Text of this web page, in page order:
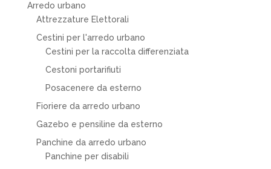
Arredo urbano
Attrezzature Elettorali
Cestini per l'arredo urbano
Cestini per la raccolta differenziata
Cestoni portarifiuti
Posacenere da esterno
Fioriere da arredo urbano
Gazebo e pensiline da esterno
Panchine da arredo urbano
Panchine per disabili